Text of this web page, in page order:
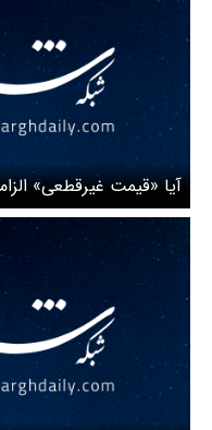
آیا «قیمت غیرقطعی»